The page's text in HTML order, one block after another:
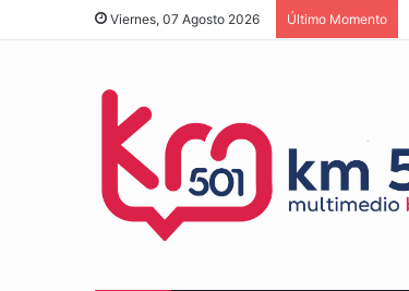
Viernes, 07 Agosto 2026 Último Momento